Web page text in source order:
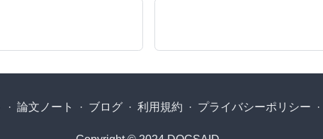
· 論文ノート · ブログ · 利用規約 · プライバシーポリシー ·